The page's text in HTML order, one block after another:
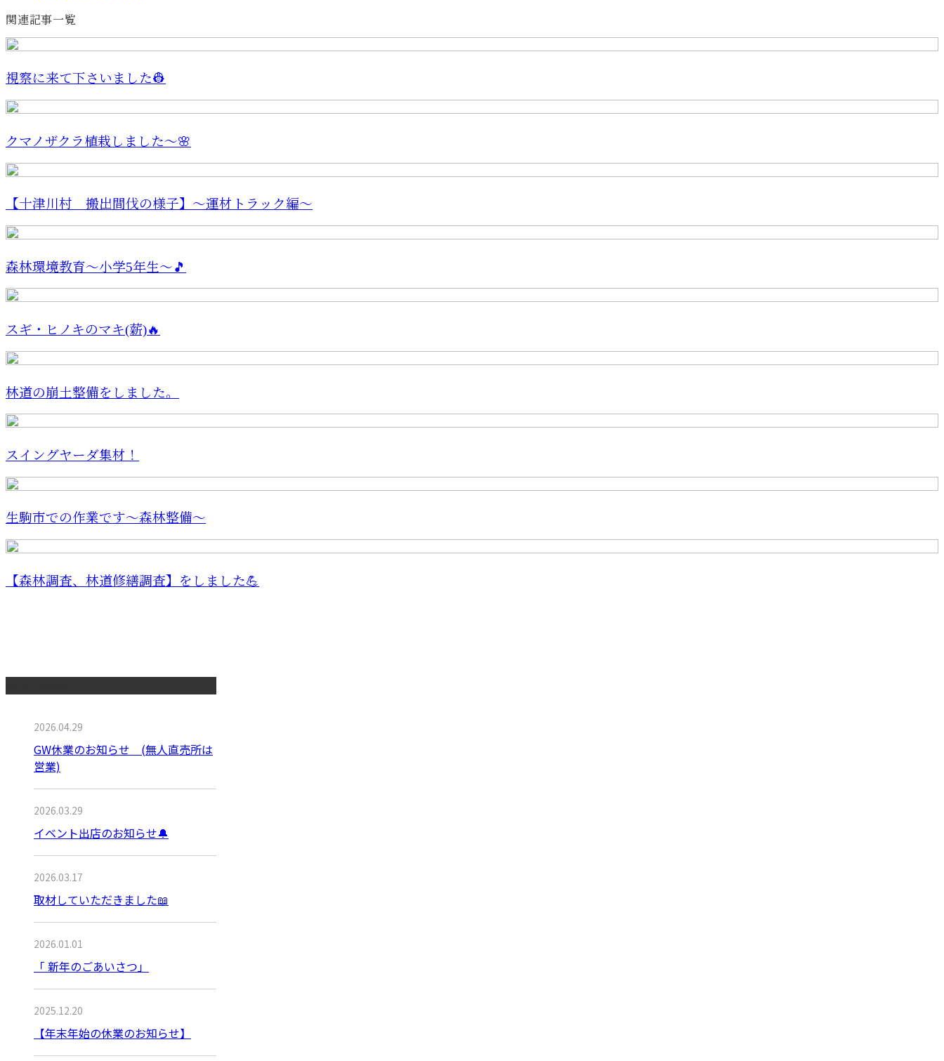
関連記事一覧
視察に来て下さいました👷
クマノザクラ植栽しました～🌸
【十津川村 搬出間伐の様子】～運材トラック編～
森林環境教育～小学5年生～🎵
スギ・ヒノキのマキ(薪)🔥
林道の崩土整備をしました。
スイングヤーダ集材！
生駒市での作業です〜森林整備〜
【森林調査、林道修繕調査】をしました💪
2026.04.29
GW休業のお知らせ (無人直売所は
営業)
2026.03.29
イベント出店のお知らせ🔔
2026.03.17
取材していただきました📖
2026.01.01
「 新年のごあいさつ」
2025.12.20
【年末年始の休業のお知らせ】